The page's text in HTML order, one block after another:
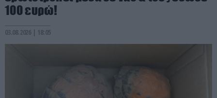
100 ευρώ!
03.08.2026 | 18:05